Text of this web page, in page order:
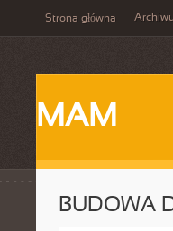
Strona główna
MAM
BUDOWA